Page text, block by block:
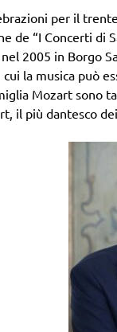
per il
de “I Concerti di
2005 in Borgo
la musica può
Mozart sono
il più dantesco